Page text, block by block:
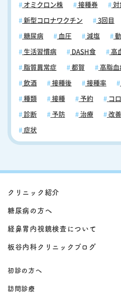
オミクロン株 接種券 対
新型コロナワクチン 3回目
糖尿病 血圧 減塩
生活習慣病 DASH食 高
脂質異常症 都賀 高脂血
飲酒 接種後 接種率
種類 接種 予約 コ
診断 予防 治療 改善
症状
クリニック紹介
糖尿病の方へ
経鼻胃内視鏡検査について
板谷内科クリニックブログ
初診の方へ
訪問診療